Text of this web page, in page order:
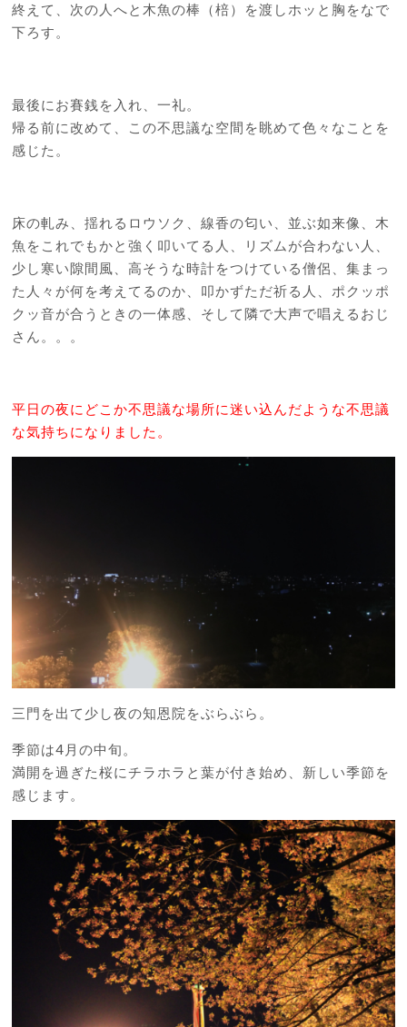
終えて、次の人へと木魚の棒（棓）を渡しホッと胸をなで
下ろす。
最後にお賽銭を入れ、一礼。
帰る前に改めて、この不思議な空間を眺めて色々なことを
感じた。
床の軋み、揺れるロウソク、線香の匂い、並ぶ如来像、木
魚をこれでもかと強く叩いてる人、リズムが合わない人、
少し寒い隙間風、高そうな時計をつけている僧侶、集まっ
た人々が何を考えてるのか、叩かずただ祈る人、ポクッポ
クッ音が合うときの一体感、そして隣で大声で唱えるおじ
さん。。。
平日の夜にどこか不思議な場所に迷い込んだような不思議
な気持ちになりました。
三門を出て少し夜の知恩院をぶらぶら。
季節は4月の中旬。
満開を過ぎた桜にチラホラと葉が付き始め、新しい季節を
感じます。